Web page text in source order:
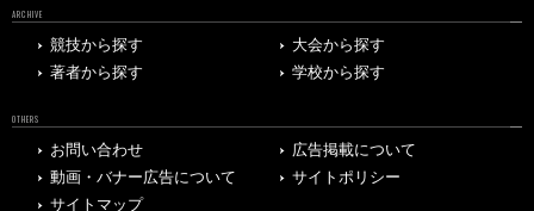
ARCHIVE
競技から探す
大会から探す
著者から探す
学校から探す
OTHERS
お問い合わせ
広告掲載について
動画・バナー広告について
サイトポリシー
サイトマップ